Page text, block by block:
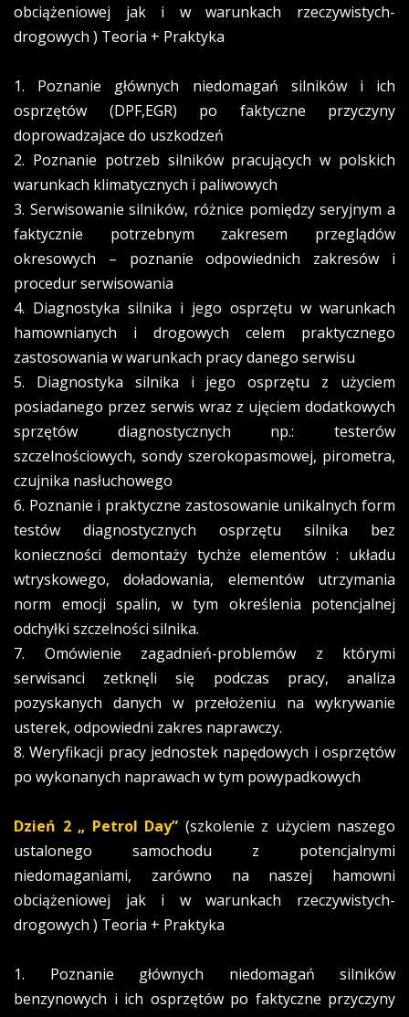
obciążeniowej jak i w warunkach rzeczywistych-
drogowych ) Teoria + Praktyka
1. Poznanie głównych niedomagań silników i ich
osprzętów (DPF,EGR) po faktyczne przyczyny
doprowadzajace do uszkodzeń
2. Poznanie potrzeb silników pracujących w polskich
warunkach klimatycznych i paliwowych
3. Serwisowanie silników, różnice pomiędzy seryjnym a
faktycznie potrzebnym zakresem przeglądów
okresowych – poznanie odpowiednich zakresów i
procedur serwisowania
4. Diagnostyka silnika i jego osprzętu w warunkach
hamownianych i drogowych celem praktycznego
zastosowania w warunkach pracy danego serwisu
5. Diagnostyka silnika i jego osprzętu z użyciem
posiadanego przez serwis wraz z ujęciem dodatkowych
sprzętów diagnostycznych np.: testerów
szczelnościowych, sondy szerokopasmowej, pirometra,
czujnika nasłuchowego
6. Poznanie i praktyczne zastosowanie unikalnych form
testów diagnostycznych osprzętu silnika bez
konieczności demontaży tychże elementów : układu
wtryskowego, doładowania, elementów utrzymania
norm emocji spalin, w tym określenia potencjalnej
odchyłki szczelności silnika.
7. Omówienie zagadnień-problemów z którymi
serwisanci zetknęli się podczas pracy, analiza
pozyskanych danych w przełożeniu na wykrywanie
usterek, odpowiedni zakres naprawczy.
8. Weryfikacji pracy jednostek napędowych i osprzętów
po wykonanych naprawach w tym powypadkowych
Dzień 2 „ Petrol Day” (szkolenie z użyciem naszego
ustalonego samochodu z potencjalnymi
niedomaganiami, zarówno na naszej hamowni
obciążeniowej jak i w warunkach rzeczywistych-
drogowych ) Teoria + Praktyka
1. Poznanie głównych niedomagań silników
benzynowych i ich osprzętów po faktyczne przyczyny